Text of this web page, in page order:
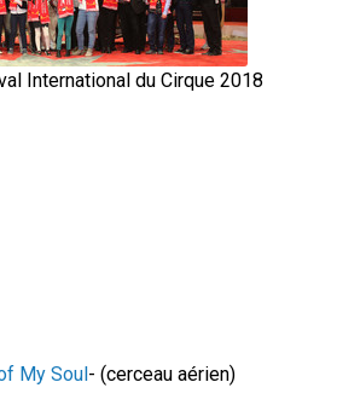
International du Cirque 2018
My Soul- (cerceau aérien)